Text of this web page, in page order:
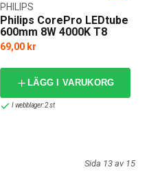
Philips CorePro LEDtube
600mm 8W 4000K T8
PHILIPS
69,00 kr
LÄGG I VARUKORG
I webblager: 2 st
Sida 13 av 15